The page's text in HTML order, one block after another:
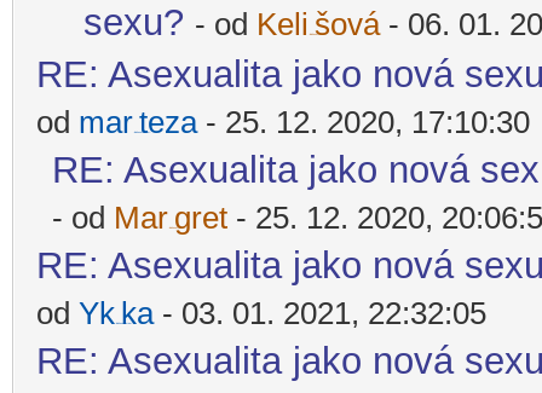
sexu? - od Keli -diskusni-forum-
šová- 06. 01.
RE: Asexualita jako nová
od mar -diskusni-forum-
teza- 25. 12. 2020, 17:10:30
RE: Asexualita jako nová
- od Mar -diskusni-forum-
gret - 25. 12. 2020,
RE: Asexualita jako nová
od Yk -diskusni-forum-
ka- 03. 01. 2021, 22:32:05
RE: Asexualita jako nová